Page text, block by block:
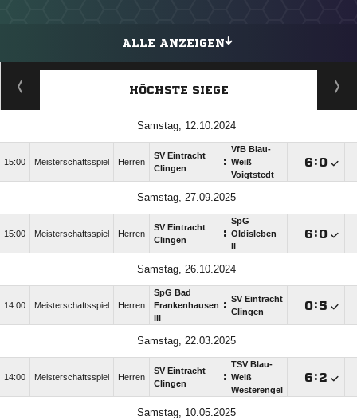
ALLE ANZEIGEN
HÖCHSTE SIEGE
Samstag, 12.10.2024
15:00 Meisterschaftsspiel Herren
SV Eintracht
Clingen
:
VfB Blau-
Weiß
Voigtstedt
:
Samstag, 27.09.2025
15:00 Meisterschaftsspiel Herren
SV Eintracht
Clingen
:
SpG
Oldisleben
:
Samstag, 26.10.2024
14:00 Meisterschaftsspiel Herren
SpG Bad
Frankenhausen : SV Eintracht
Clingen
:
Samstag, 22.03.2025
14:00 Meisterschaftsspiel Herren
SV Eintracht
Clingen
:
TSV Blau-
Weiß
Westerengel
:
Samstag, 10.05.2025